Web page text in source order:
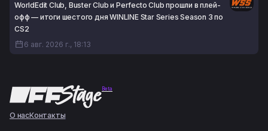
WorldEdit Club, Buster Club и Perfecto Club прошли в плей-
офф — итоги шестого дня WINLINE Star Series Season 3 по
CS2
6 авг. 2026 г., 18:13
Beta
О насКонтакты